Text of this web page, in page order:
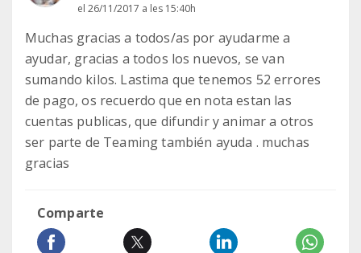
el 26/11/2017 a les 15:40h
Muchas gracias a todos/as por ayudarme a
ayudar, gracias a todos los nuevos, se van
sumando kilos. Lastima que tenemos 52 errores
de pago, os recuerdo que en nota estan las
cuentas publicas, que difundir y animar a otros
ser parte de Teaming también ayuda . muchas
gracias
Comparte